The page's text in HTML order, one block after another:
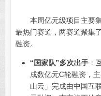
本周亿元级项目主要集
最热门赛道，两赛道聚集
融资。
“国家队”多次出手：
成数亿元C轮融资，
山云」完成由中国互